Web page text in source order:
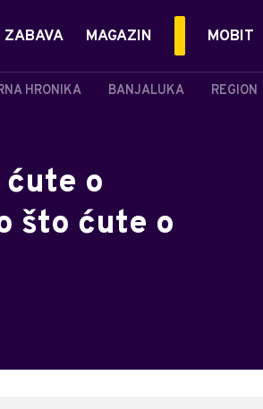
HRONIKA BANJALUKA REGION
ZABAVA MAGAZIN MOBIT
o
što ćute o